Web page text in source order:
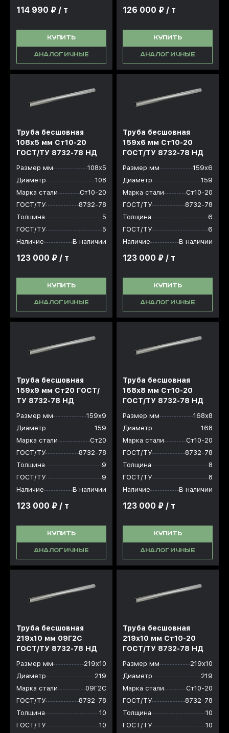
114 990 ₽ / т
КУПИТЬ
АНАЛОГИЧНЫЕ
126 000 ₽ / т
КУПИТЬ
АНАЛОГИЧНЫЕ
Труба бесшовная
108x5 мм Ст10-20
ГОСТ/ТУ 8732-78 НД
Размер мм
108х5
Диаметр
108
Марка стали
Ст10-20
ГОСТ/ТУ
8732-78
Толщина
5
ГОСТ/ТУ
5
Наличие
В наличии
123 000 ₽ / т
КУПИТЬ
АНАЛОГИЧНЫЕ
Труба бесшовная
159x6 мм Ст10-20
ГОСТ/ТУ 8732-78 НД
Размер мм
159х6
Диаметр
159
Марка стали
Ст10-20
ГОСТ/ТУ
8732-78
Толщина
6
ГОСТ/ТУ
6
Наличие
В наличии
123 000 ₽ / т
КУПИТЬ
АНАЛОГИЧНЫЕ
Труба бесшовная
159x9 мм Ст20 ГОСТ/
ТУ 8732-78 НД
Размер мм
159х9
Диаметр
159
Марка стали
Ст20
ГОСТ/ТУ
8732-78
Толщина
9
ГОСТ/ТУ
9
Наличие
В наличии
123 000 ₽ / т
КУПИТЬ
АНАЛОГИЧНЫЕ
Труба бесшовная
168x8 мм Ст10-20
ГОСТ/ТУ 8732-78 НД
Размер мм
168х8
Диаметр
168
Марка стали
Ст10-20
ГОСТ/ТУ
8732-78
Толщина
8
ГОСТ/ТУ
8
Наличие
В наличии
123 000 ₽ / т
КУПИТЬ
АНАЛОГИЧНЫЕ
Труба бесшовная
219x10 мм 09Г2С
ГОСТ/ТУ 8732-78 НД
Размер мм
219х10
Диаметр
219
Марка стали
09Г2С
ГОСТ/ТУ
8732-78
Толщина
10
ГОСТ/ТУ
10
Труба бесшовная
219x10 мм Ст10-20
ГОСТ/ТУ 8732-78 НД
Размер мм
219х10
Диаметр
219
Марка стали
Ст10-20
ГОСТ/ТУ
8732-78
Толщина
10
ГОСТ/ТУ
10